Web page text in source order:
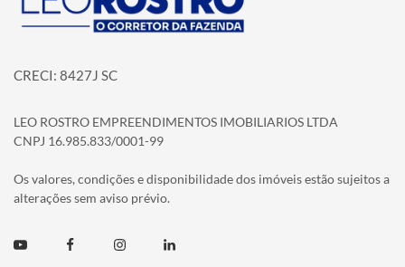
CRECI: 8427J SC
LEO ROSTRO EMPREENDIMENTOS IMOBILIARIOS LTDA
CNPJ 16.985.833/0001-99
Os valores, condições e disponibilidade dos imóveis estão sujeitos a
alterações sem aviso prévio.
Youtube FacebookInstagramLinkedin